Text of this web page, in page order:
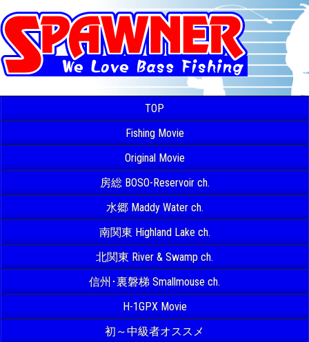
TOP
Fishing Movie
Original Movie
房総 BOSO-Reservoir ch.
水郷 Maddy Water ch.
南関東 Highland Lake ch.
北関東 River & Swamp ch.
信州･裏磐梯 Smallmouse ch.
H-1GPX Movie
初～中級者オススメ